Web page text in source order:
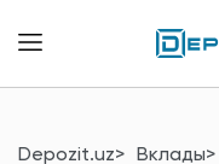
Depozit.uz Вклады